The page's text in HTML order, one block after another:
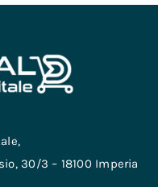
30/3 – 18100 Imperia